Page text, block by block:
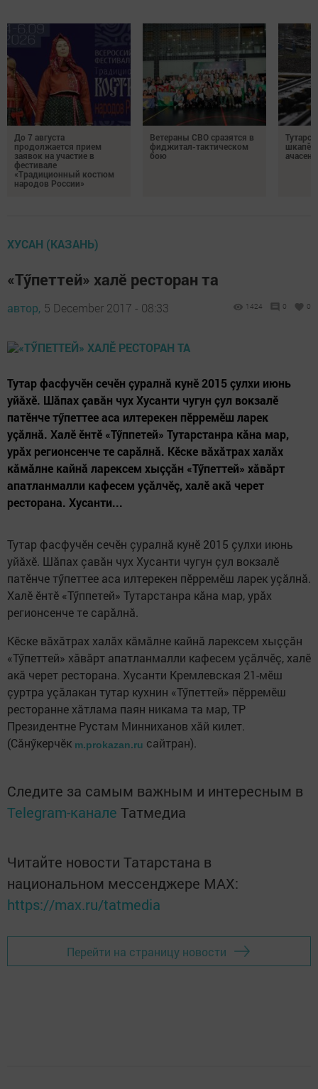
До 7 августа
продолжается прием
заявок на участие в
фестивале
«Традиционный костюм
народов России»
Ветераны СВО сразятся в
фиджитал-тактическом
бою
ХУСАН (КАЗАНЬ)
«Тӳпеттей» халӗ ресторан та
автор, 5 December 2017 - 08:33 1424 0 0
Тутар фасфучӗн сечӗн çуралнă кунӗ 2015 çулхи июнь
уйăхӗ. Шăпах çавăн чух Хусанти чугун çул вокзалӗ
патӗнче тӳпеттее аса илтерекен пӗрремӗш ларек
уçăлнă. Халӗ ӗнтӗ «Тӳппетей» Тутарстанра кăна мар,
урăх регионсенче те сарăлнă. Кӗске вăхăтрах халăх
кăмăлне кайнă ларексем хыççăн «Тӳпеттей» хăвăрт
апатланмалли кафесем уçăлчӗç, халӗ акă черет
ресторана. Хусанти...
Тутар фасфучӗн сечӗн çуралнă кунӗ 2015 çулхи июнь
уйăхӗ. Шăпах çавăн чух Хусанти чугун çул вокзалӗ
патӗнче тӳпеттее аса илтерекен пӗрремӗш ларек уçăлнă.
Халӗ ӗнтӗ «Тӳппетей» Тутарстанра кăна мар, урăх
регионсенче те сарăлнă.
Кӗске вăхăтрах халăх кăмăлне кайнă ларексем хыççăн
«Тӳпеттей» хăвăрт апатланмалли кафесем уçăлчӗç, халӗ
акă черет ресторана. Хусанти Кремлевская 21-мӗш
çуртра уçăлакан тутар кухнин «Тӳпеттей» пӗрремӗш
ресторанне хăтлама паян никама та мар, ТР
Президентне Рустам Минниханов хăй килет.
(Сăнӳкерчӗк m.prokazan.ru сайтран).
Следите за самым важным и интересным в
Telegram-канале Татмедиа
Читайте новости Татарстана в
национальном мессенджере MАХ:
https://max.ru/tatmedia
Перейти на страницу новости